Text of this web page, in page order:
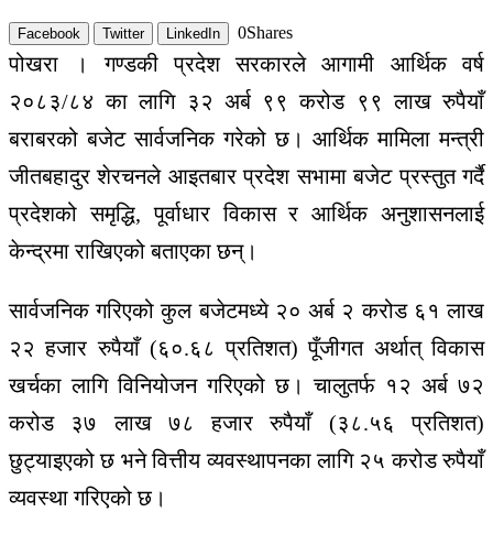
Facebook Twitter LinkedIn 0Shares
पोखरा । गण्डकी प्रदेश सरकारले आगामी आर्थिक वर्ष
२०८३/८४ का लागि ३२ अर्ब ९९ करोड ९९ लाख रुपैयाँ
बराबरको बजेट सार्वजनिक गरेको छ। आर्थिक मामिला मन्त्री
जीतबहादुर शेरचनले आइतबार प्रदेश सभामा बजेट प्रस्तुत गर्दै
प्रदेशको समृद्धि, पूर्वाधार विकास र आर्थिक अनुशासनलाई
केन्द्रमा राखिएको बताएका छन्।
सार्वजनिक गरिएको कुल बजेटमध्ये २० अर्ब २ करोड ६१ लाख
२२ हजार रुपैयाँ (६०.६८ प्रतिशत) पूँजीगत अर्थात् विकास
खर्चका लागि विनियोजन गरिएको छ। चालुतर्फ १२ अर्ब ७२
करोड ३७ लाख ७८ हजार रुपैयाँ (३८.५६ प्रतिशत)
छुट्याइएको छ भने वित्तीय व्यवस्थापनका लागि २५ करोड रुपैयाँ
व्यवस्था गरिएको छ।